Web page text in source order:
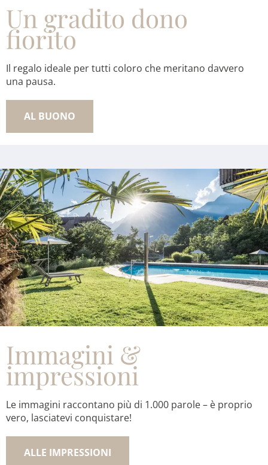
Un gradito dono
fiorito
Il regalo ideale per tutti coloro che meritano davvero
una pausa.
AL BUONO
Immagini &
impressioni
Le immagini raccontano più di 1.000 parole – è proprio
vero, lasciatevi conquistare!
ALLE IMPRESSIONI